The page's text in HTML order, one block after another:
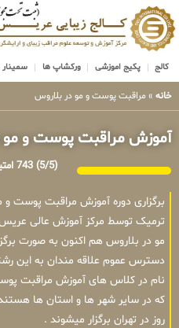
کالج پکیج اموزشی ورکشاپ ها سمینار
خانه » مراقبت پوست و مو در بلاروس
آموزش مراقبت پوست و مو
(5/5) 743 امتیاز
برگزاری دوره آموزش مراقبت پوست
ترمیک توسط مرکز آموزش عالی
مو در بلاروس هم اکنون به صورت
دسترس عموم علاقه مندان به این
نام در کلاس های آموزش مراقبت
روز در تهران برگزار میشوند .